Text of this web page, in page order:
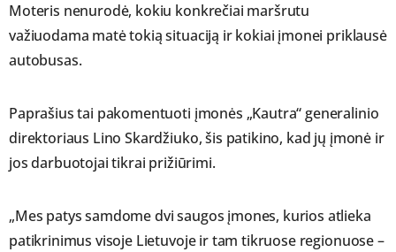
Moteris nenurodė, kokiu konkrečiai maršrutu
važiuodama matė tokią situaciją ir kokiai įmonei priklausė
autobusas.
Paprašius tai pakomentuoti įmonės „Kautra“ generalinio
direktoriaus Lino Skardžiuko, šis patikino, kad jų įmonė ir
jos darbuotojai tikrai prižiūrimi.
„Mes patys samdome dvi saugos įmones, kurios atlieka
patikrinimus visoje Lietuvoje ir tam tikruose regionuose –